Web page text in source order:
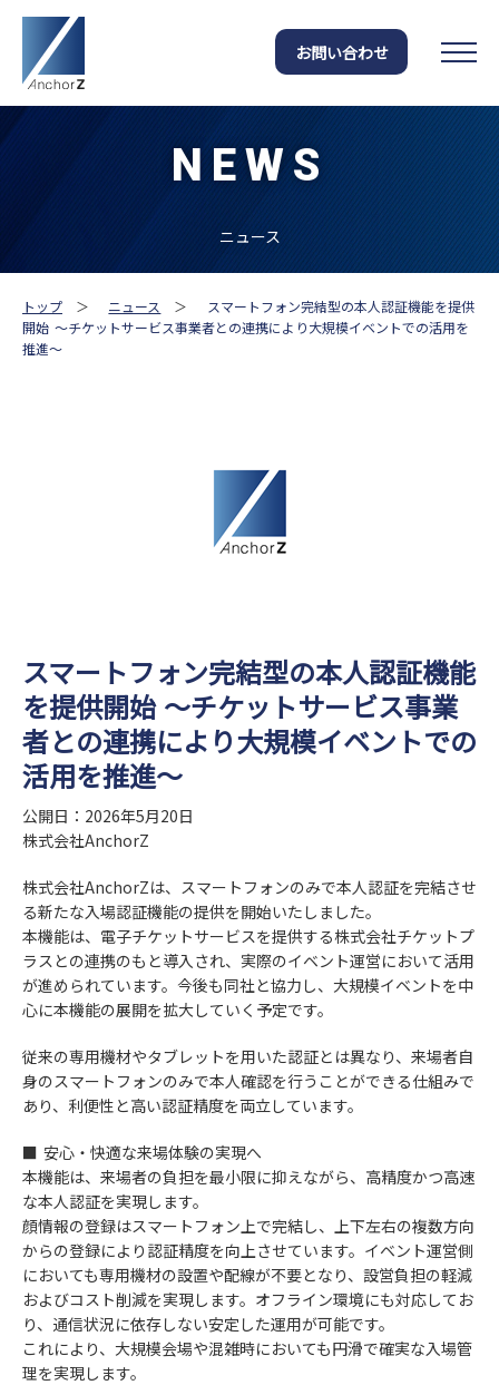
お問い合わせ
NEWS
ニュース
トップ ＞ ニュース ＞
スマートフォン完結型の本人認証機能を提供
開始 ～チケットサービス事業者との連携により大規模イベントでの活用を
推進～
スマートフォン完結型の本人認証機能
を提供開始 ～チケットサービス事業
者との連携により大規模イベントでの
活用を推進～
公開日：2026年5月20日
株式会社AnchorZ
株式会社AnchorZは、スマートフォンのみで本人認証を完結させ
る新たな入場認証機能の提供を開始いたしました。
本機能は、電子チケットサービスを提供する株式会社チケットプ
ラスとの連携のもと導入され、実際のイベント運営において活用
が進められています。今後も同社と協力し、大規模イベントを中
心に本機能の展開を拡大していく予定です。
従来の専用機材やタブレットを用いた認証とは異なり、来場者自
身のスマートフォンのみで本人確認を行うことができる仕組みで
あり、利便性と高い認証精度を両立しています。
■ 安心・快適な来場体験の実現へ
本機能は、来場者の負担を最小限に抑えながら、高精度かつ高速
な本人認証を実現します。
顔情報の登録はスマートフォン上で完結し、上下左右の複数方向
からの登録により認証精度を向上させています。イベント運営側
においても専用機材の設置や配線が不要となり、設営負担の軽減
およびコスト削減を実現します。オフライン環境にも対応してお
り、通信状況に依存しない安定した運用が可能です。
これにより、大規模会場や混雑時においても円滑で確実な入場管
理を実現します。